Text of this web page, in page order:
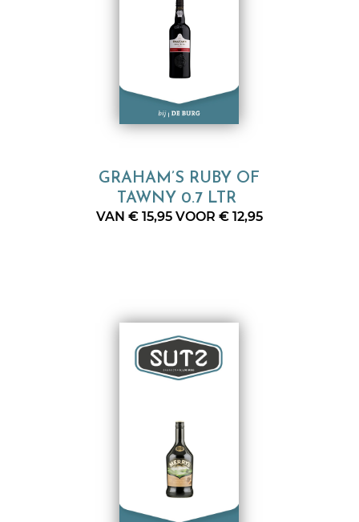
GRAHAM’S RUBY OF
TAWNY 0.7 LTR
VAN € 15,95 VOOR € 12,95